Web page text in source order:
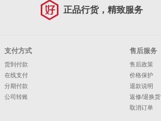
正品行货，精致服务
支付方式
货到付款
在线支付
分期付款
公司转账
售后服务
售后政策
价格保护
退款说明
返修/退换货
取消订单